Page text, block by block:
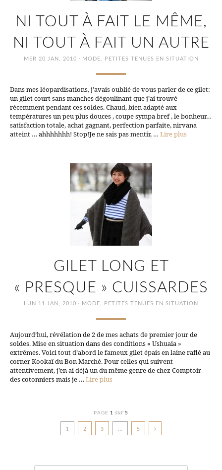
NI TOUT À FAIT LE MÊME,
NI TOUT À FAIT UN AUTRE
MER 20 JAN, 2010 · MODE PETITES TENUES EN SITUATION
Dans mes léopardisations, j’avais oublié de vous parler de ce gilet:
un gilet court sans manches dégoulinant que j’ai trouvé
récemment pendant ces soldes. Chaud, bien adapté aux
températures un peu plus douces , coupe sympa bref , le bonheur…
satisfaction totale, achat gagnant, perfection parfaite, nirvana
atteint … ahhhhhhh! Stop!Je ne sais pas mentir, … Lire plus
GILET LONG ET
« PRESQUE » CUISSARDES
LUN 11 JAN, 2010 · MODE PETITES TENUES EN SITUATION
Aujourd’hui, révélation de 2 de mes achats de premier jour de
soldes. Mise en situation dans des conditions « Ushuaïa »
extrêmes. Voici tout d’abord le fameux gilet épais en laine raflé au
corner Kookaï du Bon Marché. Pour celles qui suivent
attentivement, j’en ai déjà un du même genre de chez Comptoir
des cotonniers mais je … Lire plus
PAGE 1 sur 5
1 2 3 … 5